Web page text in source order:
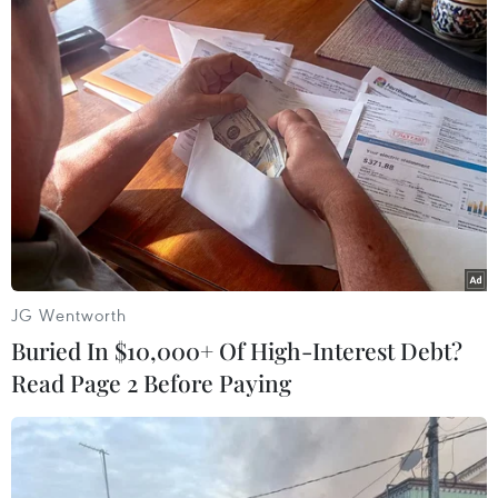
Doanh thu AI của Microsoft phụ
thuộc phần lớn vào đối tác OpenAI
06/08/2026 06:31
Tây Ninh: Tạo điều kiện hình thành
doanh nghiệp công nghệ chiến lược
06/08/2026 04:45
Việt Nam hướng tới làm
chủ 10 công nghệ lõi vào năm 2030
06/08/2026 04:38
JG Wentworth
Buried In $10,000+ Of High-Interest Debt?
Read Page 2 Before Paying